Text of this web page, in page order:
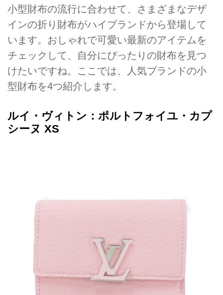
小型財布の流行に合わせて、さまざまなデザ
インの折り財布がハイブランドから登場して
います。おしゃれで可愛い最新のアイテムを
チェックして、自分にぴったりの財布を見つ
けたいですね。ここでは、人気ブランドの小
型財布を4つ紹介します。
ルイ・ヴィトン：ポルトフォイユ・カプ
シーヌ XS